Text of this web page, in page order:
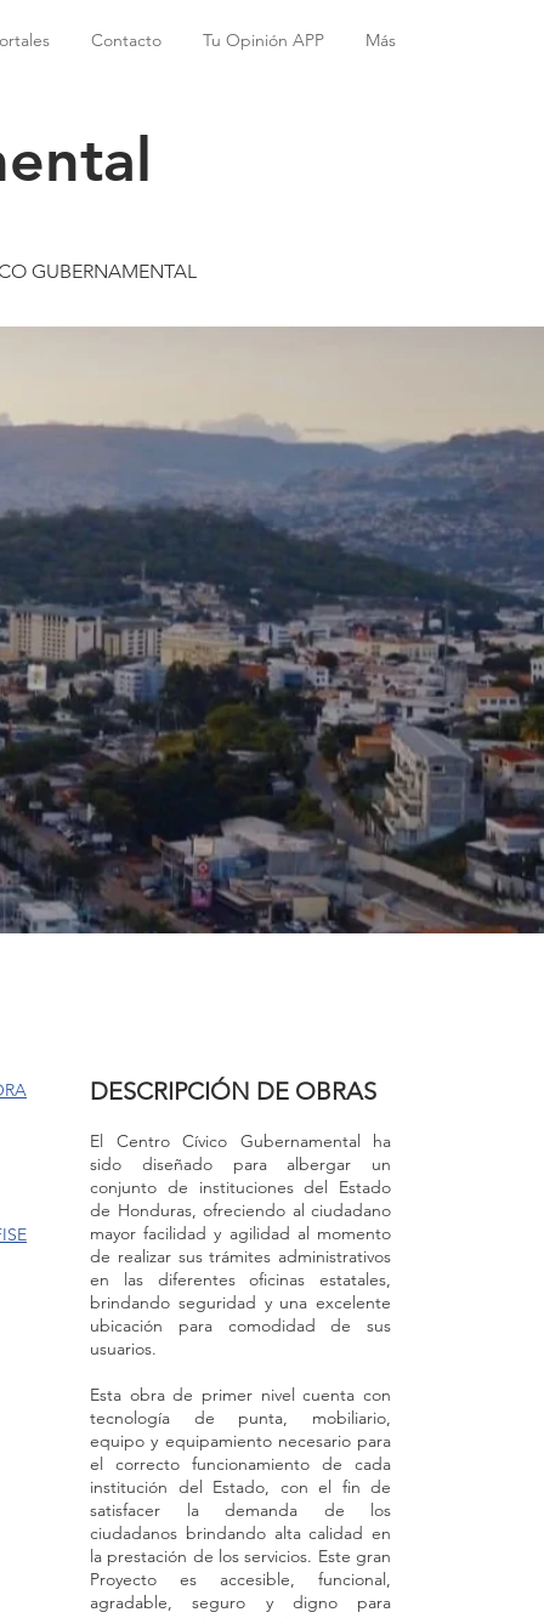
Contacto Tu Opinión APP Más
GUBERNAMENTAL
DESCRIPCIÓN DE OBRAS
El Centro Cívico Gubernamental ha
sido diseñado para albergar un
conjunto de instituciones del Estado
de Honduras, ofreciendo al ciudadano
mayor facilidad y agilidad al momento
de realizar sus trámites administrativos
en las diferentes oficinas estatales,
brindando seguridad y una excelente
ubicación para comodidad de sus
usuarios.
Esta obra de primer nivel cuenta con
tecnología de punta, mobiliario,
equipo y equipamiento necesario para
el correcto funcionamiento de cada
institución del Estado, con el fin de
satisfacer la demanda de los
ciudadanos brindando alta calidad en
la prestación de los servicios. Este gran
Proyecto es accesible, funcional,
agradable, seguro y digno para